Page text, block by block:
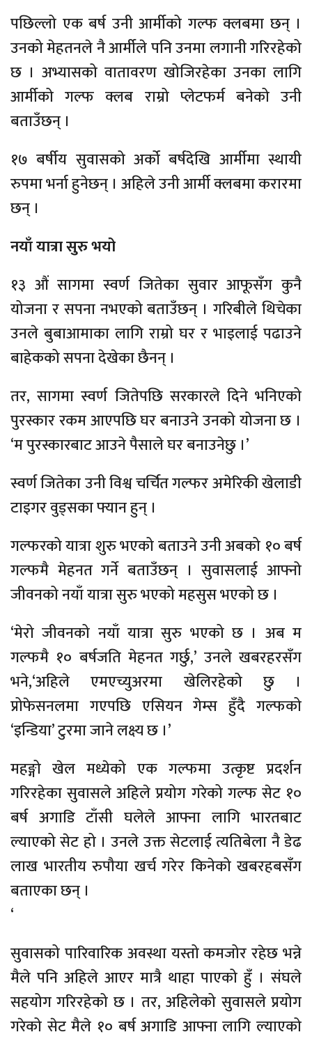
पछिल्लो एक बर्ष उनी आर्मीको गल्फ क्लबमा छन् ।
उनको मेहतनले नै आर्मीले पनि उनमा लगानी गरिरहेको
छ । अभ्यासको वातावरण खोजिरहेका उनका लागि
आर्मीको गल्फ क्लब राम्रो प्लेटफर्म बनेको उनी
बताउँछन् ।
१७ बर्षीय सुवासको अर्को बर्षदेखि आर्मीमा स्थायी
रुपमा भर्ना हुनेछन् । अहिले उनी आर्मी क्लबमा करारमा
छन् ।
नयाँ यात्रा सुरु भयो
१३ औं सागमा स्वर्ण जितेका सुवार आफूसँग कुनै
योजना र सपना नभएको बताउँछन् । गरिबीले थिचेका
उनले बुबाआमाका लागि राम्रो घर र भाइलाई पढाउने
बाहेकको सपना देखेका छैनन् ।
तर, सागमा स्वर्ण जितेपछि सरकारले दिने भनिएको
पुरस्कार रकम आएपछि घर बनाउने उनको योजना छ ।
‘म पुरस्कारबाट आउने पैसाले घर बनाउनेछु ।’
स्वर्ण जितेका उनी विश्व चर्चित गल्फर अमेरिकी खेलाडी
टाइगर वुड्सका फ्यान हुन् ।
गल्फरको यात्रा शुरु भएको बताउने उनी अबको १० बर्ष
गल्फमै मेहनत गर्ने बताउँछन् । सुवासलाई आफ्नो
जीवनको नयाँ यात्रा सुरु भएको महसुस भएको छ ।
‘मेरो जीवनको नयाँ यात्रा सुरु भएको छ । अब म
गल्फमै १० बर्षजति मेहनत गर्छु,’ उनले खबरहरसँग
भने,‘अहिले एमएच्युअरमा खेलिरहेको छु ।
प्रोफेसनलमा गएपछि एसियन गेम्स हुँदै गल्फको
‘इन्डिया’ टुरमा जाने लक्ष्य छ ।’
महङ्गो खेल मध्येको एक गल्फमा उत्कृष्ट प्रदर्शन
गरिरहेका सुवासले अहिले प्रयोग गरेको गल्फ सेट १०
बर्ष अगाडि टाँसी घलेले आफ्ना लागि भारतबाट
ल्याएको सेट हो । उनले उक्त सेटलाई त्यतिबेला नै डेढ
लाख भारतीय रुपौया खर्च गरेर किनेको खबरहबसँग
बताएका छन् ।
‘
सुवासको पारिवारिक अवस्था यस्तो कमजोर रहेछ भन्ने
मैले पनि अहिले आएर मात्रै थाहा पाएको हुँ । संघले
सहयोग गरिरहेको छ । तर, अहिलेको सुवासले प्रयोग
गरेको सेट मैले १० बर्ष अगाडि आफ्ना लागि ल्याएको